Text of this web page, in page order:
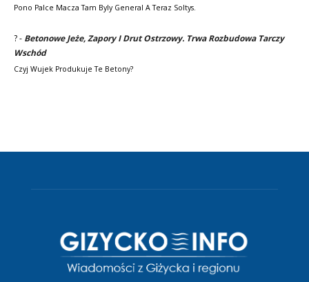
Pono Palce Macza Tam Byly General A Teraz Soltys.
?- Betonowe Jeże, Zapory I Drut Ostrzowy. Trwa Rozbudowa Tarczy
Wschód
Czyj Wujek Produkuje Te Betony?